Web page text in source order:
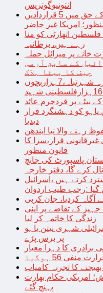
انتونیوگوتریس
اقوام متحدہ میں فلسطینیوں کے حق میں 5 قراردادیں
امریکا غیر حاضر
اتھارٹی کو منا
رہے ہیں، برطانیہ
خانے پر میزائل حملہ
کے سابق آرمی
چیف کا بیٹا ہلاک
حماس اسرائیل جنگ،2ماہ مکمل: غزہ شہرتباہ،7ہزاربچوں
بیٹے پر فردجرم عائد
یاہو کو دہشتگرد قرار
دیدیا
رہنے والا نیا ایندھن
قرار،سزا کا
قانون منظور
پاسپورٹ کی جانچ
کرے گا، دفتر خارجہ
کرتے ہیں ،اسرائیل
گیا :رجب طیب اردوان
کردیا، جان کربی
نے جہیز کے تقاضے پر اپنی
زندگی کا خاتمہ کر لیا
شہری نیتن یاہو
پر برس پڑے
برادری کا دہرا معیار
56 ہوگیا
کا تجربہ کامیاب
امریکی حکام بھارت
پہنچ گئے